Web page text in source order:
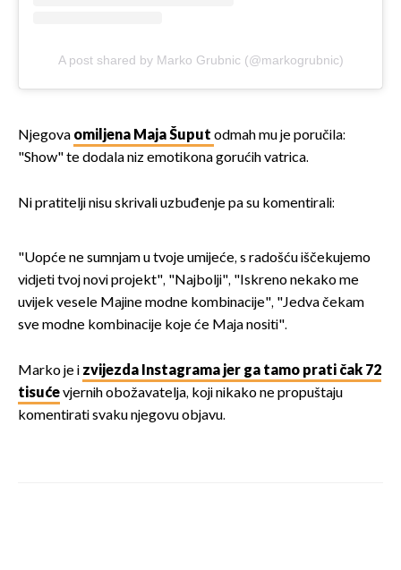
A post shared by Marko Grubnic (@markogrubnic)
Njegova omiljena Maja Šuput odmah mu je poručila:
"Show" te dodala niz emotikona gorućih vatrica.
Ni pratitelji nisu skrivali uzbuđenje pa su komentirali:
"Uopće ne sumnjam u tvoje umijeće, s radošću iščekujemo
vidjeti tvoj novi projekt", "Najbolji", "Iskreno nekako me
uvijek vesele Majine modne kombinacije", "Jedva čekam
sve modne kombinacije koje će Maja nositi".
Marko je i zvijezda Instagrama jer ga tamo prati čak 72
tisućevjernih obožavatelja, koji nikako ne propuštaju
komentirati svaku njegovu objavu.